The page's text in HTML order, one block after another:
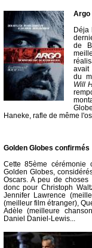
Argo
Déja
de
avait
du
Will
Haneke, rafle de même
Golden Globes confirmés
Cette 85ème cérémonie
Golden Globes,
Oscars. A peu de
donc pour Christoph
Jennifer Lawrence
(meilleur film étranger),
Adèle (meilleure
Daniel Daniel-Lewis...